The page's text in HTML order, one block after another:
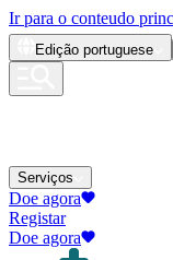
Ir para o conteudo
Edição portuguese
Serviços
Doe agora
Registar
Doe agora